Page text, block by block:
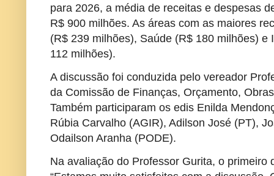
para 2026, a média de receitas e despesas
R$ 900 milhões. As áreas com as maiores
(R$ 239 milhões), Saúde (R$ 180 milhões)
112 milhões).
A discussão foi conduzida pelo vereador
da Comissão de Finanças, Orçamento,
Também participaram os edis Enilda
Rúbia Carvalho (AGIR), Adilson José (PT),
Odailson Aranha (PODE).
Na avaliação do Professor Gurita, o primeiro